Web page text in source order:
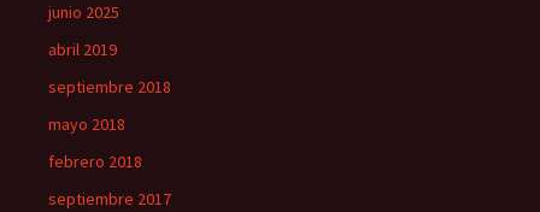
junio 2025
abril 2019
septiembre 2018
mayo 2018
febrero 2018
septiembre 2017